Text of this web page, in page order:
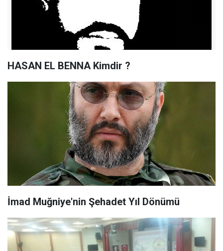
HASAN EL BENNA Kimdir ?
İmad Muğniye'nin Şehadet Yıl Dönümü